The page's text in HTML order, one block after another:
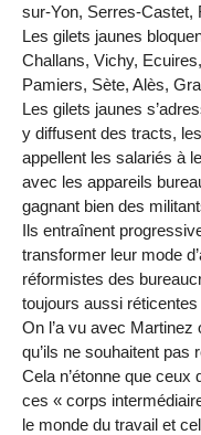
sur-Yon, Serres-Castet,
Les gilets jaunes
Challans, Vichy,
Pamiers, Sète, Alès,
Les gilets jaunes
y diffusent des tracts,
appellent les salariés à
avec les appareils
gagnant bien des
Ils entraînent
transformer leur mode
réformistes des
toujours aussi
On l’a vu avec
qu’ils ne souhaitent pas
Cela n’étonne que
ces « corps
le monde du travail et